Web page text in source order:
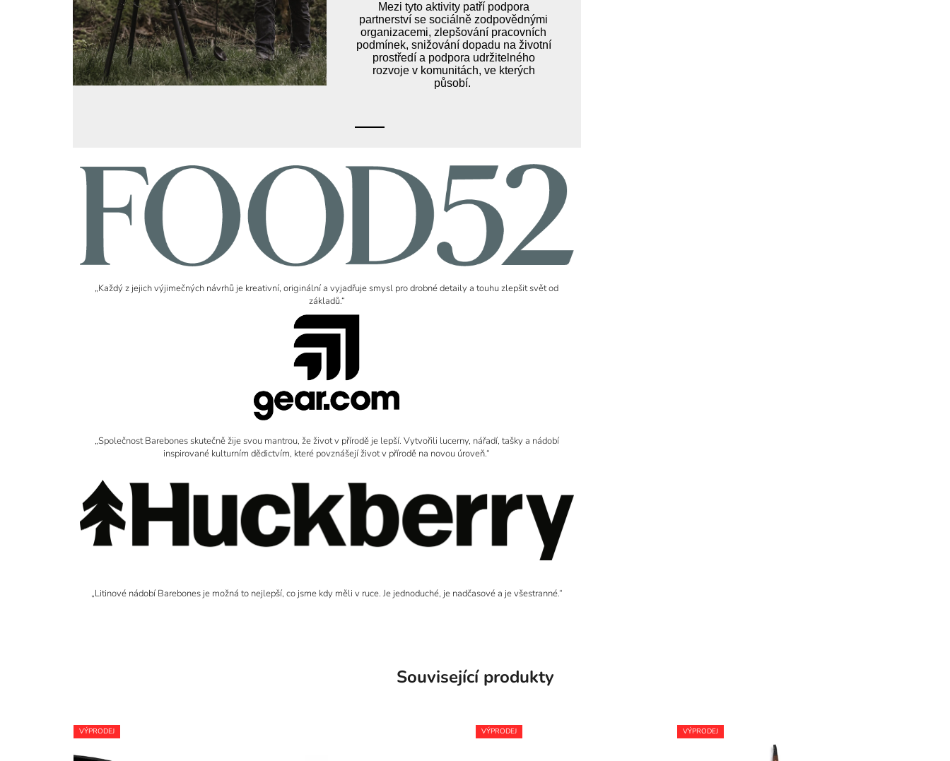
Mezi tyto aktivity patří podpora
partnerství se sociálně zodpovědnými
organizacemi, zlepšování pracovních
podmínek, snižování dopadu na životní
prostředí a podpora udržitelného
rozvoje v komunitách, ve kterých
působí.
„Každý z jejich výjimečných návrhů je kreativní, originální a vyjadřuje smysl pro drobné detaily a touhu zlepšit svět od
základů.“
„Společnost Barebones skutečně žije svou mantrou, že život v přírodě je lepší. Vytvořili lucerny, nářadí, tašky a nádobí
inspirované kulturním dědictvím, které povznášejí život v přírodě na novou úroveň.“
„Litinové nádobí Barebones je možná to nejlepší, co jsme kdy měli v ruce. Je jednoduché, je nadčasové a je všestranné.“
Související produkty
VÝPRODEJ VÝPRODEJ VÝPRODEJ